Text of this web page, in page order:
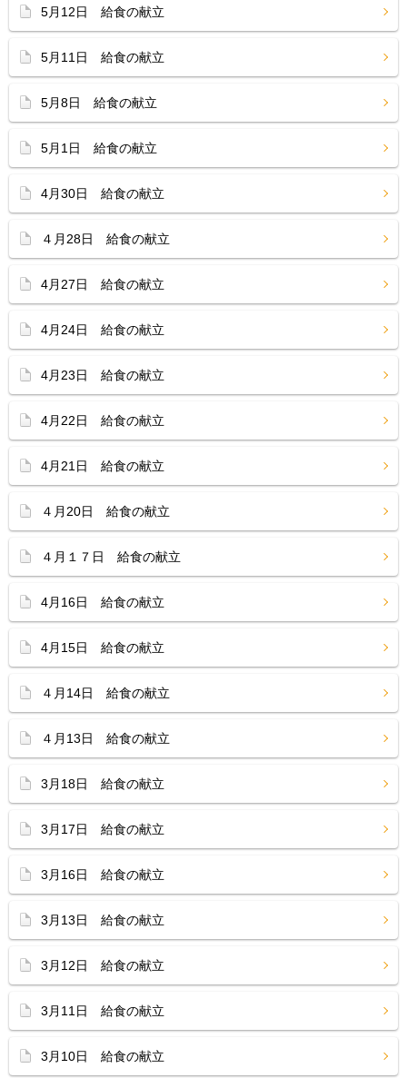
5月12日 給食の献立
5月11日 給食の献立
5月8日 給食の献立
5月1日 給食の献立
4月30日 給食の献立
４月28日 給食の献立
4月27日 給食の献立
4月24日 給食の献立
4月23日 給食の献立
4月22日 給食の献立
4月21日 給食の献立
４月20日 給食の献立
４月１７日 給食の献立
4月16日 給食の献立
4月15日 給食の献立
４月14日 給食の献立
４月13日 給食の献立
3月18日 給食の献立
3月17日 給食の献立
3月16日 給食の献立
3月13日 給食の献立
3月12日 給食の献立
3月11日 給食の献立
3月10日 給食の献立